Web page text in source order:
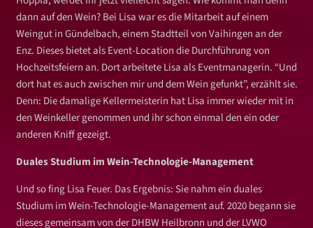
dann auf den Wein? Bei Lisa war es die Mitarbeit auf einem
Weingut in Gündelbach, einem Stadtteil von Vaihingen an der
Enz. Dieses bietet als Event-Location die Durchführung von
Hochzeitsfeiern an. Dort arbeitete Lisa als Eventmanagerin. “Und
dort hat es auch zwischen mir und dem Wein gefunkt”, erzählt sie.
Denn: Die damalige Kellermeisterin hat Lisa immer wieder mit in
den Weinkeller genommen und ihr schon einmal den ein oder
anderen Kniff gezeigt.
Duales Studium im Wein-Technologie-Management
Und so fing Lisa Feuer. Das Ergebnis: Sie nahm ein duales
Studium im Wein-Technologie-Management auf. 2020 begann sie
dieses gemeinsam von der DHBW Heilbronn und der LVWO